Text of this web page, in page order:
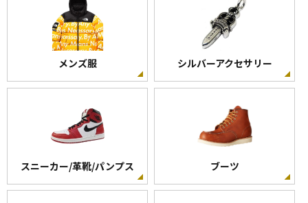
メンズ服 シルバーアクセサリー
スニーカー/革靴/パンプス ブーツ